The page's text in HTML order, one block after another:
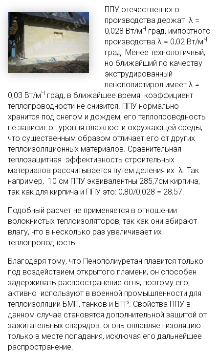
ППУ отечественного
производства держат λ =
0,028 Вт/мЧ град, импортного
производства λ = 0,02 Вт/мЧ
град. Менее технологичный,
но ближайший по качеству
экструдированный
пенополистирол имеет λ =
0,03 Вт/мЧ град, в ближайшее время коэффициент
теплопроводности не снизится. ППУ нормально
хранится под снегом и дождем, его теплопроводность
не зависит от уровня влажности окружающей среды,
что существенным образом отличает его от других
теплоизоляционных материалов. Сравнительная
теплозащитная эффективность строительных
материалов рассчитывается путем деления их λ. Так
например, 10 см ППУ эквивалентны 285,7см кирпича,
так как для кирпича и ППУ это: 0,80/0,028 = 28,57.
Подобный расчет не применяется в отношении
волокнистых теплоизоляторов, так как они вбирают
влагу, что в несколько раз увеличивает их
теплопроводность.
Благодаря тому, что Пенополиуретан плавится только
под воздействием открытого пламени, он способен
задерживать распространение огня, поэтому его,
активно используют в военной промышленности для
теплоизоляции БМП, танков и БТР. Свойства ППУ в
данном случае становятся дополнительной защитой от
зажигательных снарядов: огонь оплавляет изоляцию
только в месте попадания, исключая его дальнейшее
распространение.